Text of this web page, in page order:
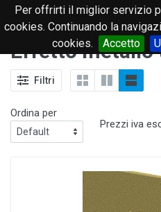
Per offrirti il miglior servizio
cookies. Continuando la
cookies.
Accetto
Effetto metallo
Filtri
Ordina per
Prezzi iva